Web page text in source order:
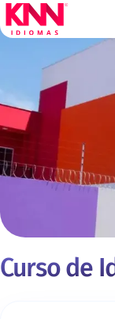
Curso de